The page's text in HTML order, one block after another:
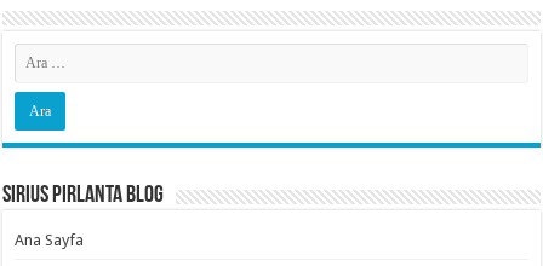
Sirius Pırlanta Blog
Ana Sayfa